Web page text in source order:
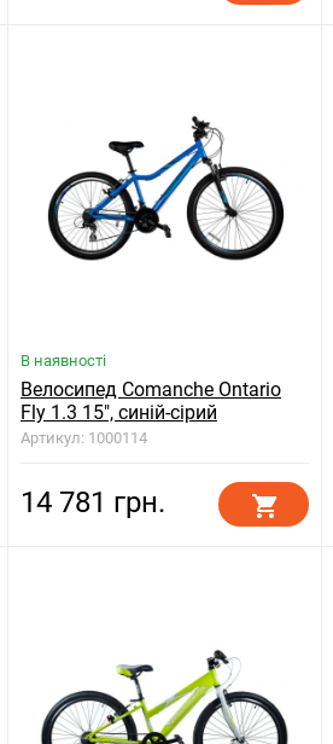
В наявності
Велосипед Comanche Ontario
Fly 1.3 15", синій-сірий
Артикул: 1000114
14 781 грн.